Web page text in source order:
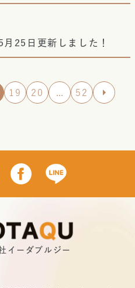
25日更新しました！
19 20 52
イーダブルジー